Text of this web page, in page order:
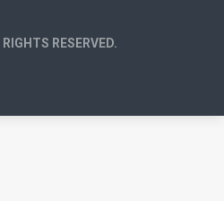
RESERVED.